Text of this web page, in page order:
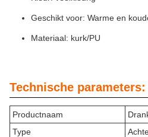
Geschikt voor: Warme en
Materiaal: kurk/PU
Technische parameters:
Productnaam
Type